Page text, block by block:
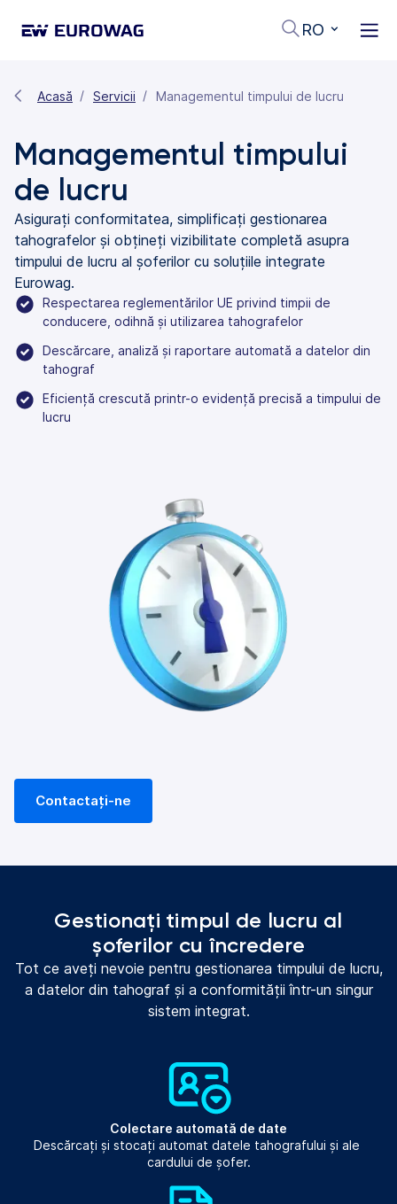
RO
Acasă Servicii Managementul timpului de lucru
Managementul timpului
de lucru
Asigurați conformitatea, simplificați gestionarea
tahografelor și obțineți vizibilitate completă asupra
timpului de lucru al șoferilor cu soluțiile integrate
Eurowag.
Respectarea reglementărilor UE privind timpii de
conducere, odihnă și utilizarea tahografelor
Descărcare, analiză și raportare automată a datelor din
tahograf
Eficiență crescută printr-o evidență precisă a timpului de
lucru
Contactați-ne
Gestionați timpul de lucru al
șoferilor cu încredere
Tot ce aveți nevoie pentru gestionarea timpului de lucru,
a datelor din tahograf și a conformității într-un singur
sistem integrat.
Colectare automată de date
Descărcați și stocați automat datele tahografului și ale
cardului de șofer.